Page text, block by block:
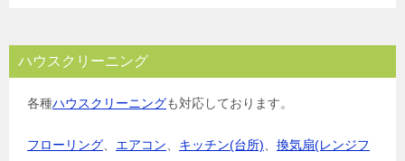
ハウスクリーニング
各種ハウスクリーニングも対応しております。
フローリング エアコン キッチン(台所)
換気扇(レンジフ